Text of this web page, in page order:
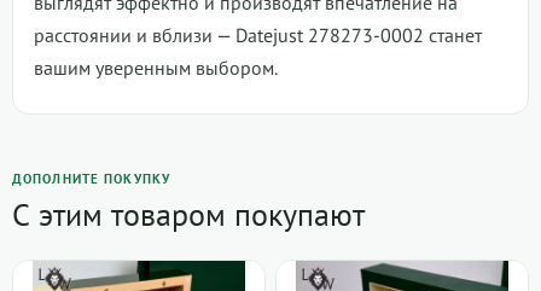
расстоянии и вблизи — Datejust 278273-0002 станет
вашим уверенным выбором.
ДОПОЛНИТЕ ПОКУПКУ
С этим товаром покупают